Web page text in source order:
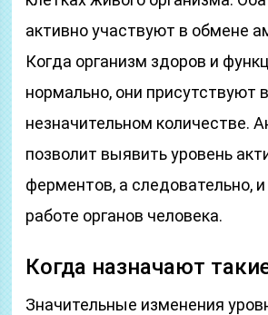
активно участвуют в обмене
Когда организм здоров и
нормально, они присутствуют
незначительном количестве.
позволит выявить уровень
ферментов, а следовательно,
работе органов человека.
Когда назначают
Значительные изменения